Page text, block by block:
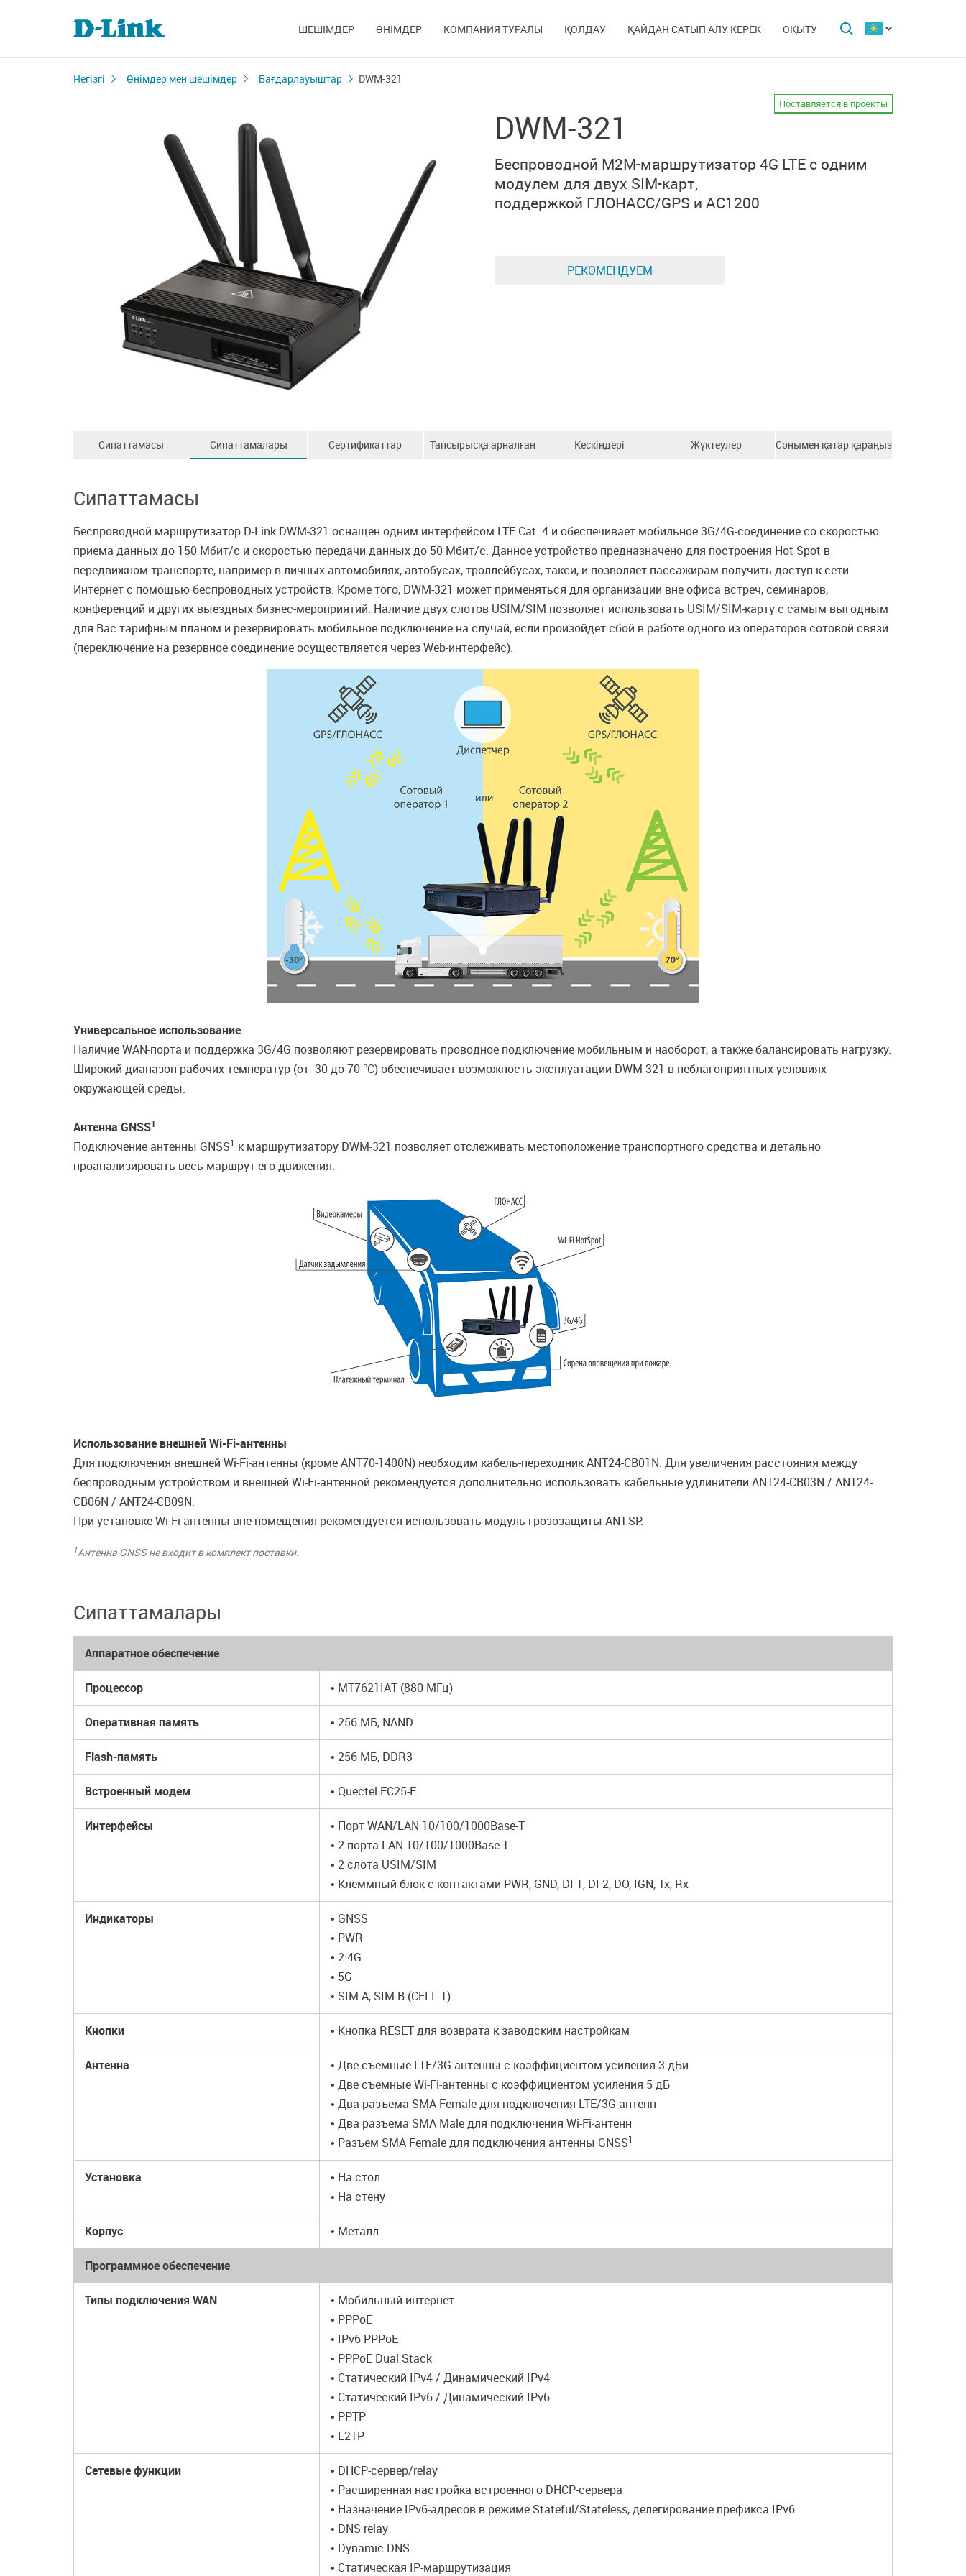
ШЕШІМДЕР ӨНІМДЕР КОМПАНИЯ ТУРАЛЫ ҚОЛДАУ ҚАЙДАН САТЫП АЛУ КЕРЕК ОҚЫТУ
Негізгі Өнімдер мен шешімдер Бағдарлауыштар DWM-321
DWM-321
Поставляется в проекты
Беспроводной M2M-маршрутизатор 4G LTE с одним
модулем для двух SIM-карт,
поддержкой ГЛОНАСС/GPS и AC1200
РЕКОМЕНДУЕМ
Сипаттамасы Сипаттамалары Сертификаттар Тапсырысқа арналған Кескіндері Жүктеулер Сонымен қатар қараңыз
Сипаттамасы
Беспроводной маршрутизатор D-Link DWM-321 оснащен одним интерфейсом LTE Cat. 4 и обеспечивает мобильное 3G/4G-соединение со скоростью
приема данных до 150 Мбит/с и скоростью передачи данных до 50 Мбит/с. Данное устройство предназначено для построения Hot Spot в
передвижном транспорте, например в личных автомобилях, автобусах, троллейбусах, такси, и позволяет пассажирам получить доступ к сети
Интернет с помощью беспроводных устройств. Кроме того, DWM-321 может применяться для организации вне офиса встреч, семинаров,
конференций и других выездных бизнес-мероприятий. Наличие двух слотов USIM/SIM позволяет использовать USIM/SIM-карту с самым выгодным
для Вас тарифным планом и резервировать мобильное подключение на случай, если произойдет сбой в работе одного из операторов сотовой связи
(переключение на резервное соединение осуществляется через Web-интерфейс).
Универсальное использование
Наличие WAN-порта и поддержка 3G/4G позволяют резервировать проводное подключение мобильным и наоборот, а также балансировать нагрузку.
Широкий диапазон рабочих температур (от -30 до 70 °C) обеспечивает возможность эксплуатации DWM-321 в неблагоприятных условиях
окружающей среды.
Антенна GNSS1
Подключение антенны GNSS1 к маршрутизатору DWM-321 позволяет отслеживать местоположение транспортного средства и детально
проанализировать весь маршрут его движения.
Использование внешней Wi-Fi-антенны
Для подключения внешней Wi-Fi-антенны (кроме ANT70-1400N) необходим кабель-переходник ANT24-CB01N. Для увеличения расстояния между
беспроводным устройством и внешней Wi-Fi-антенной рекомендуется дополнительно использовать кабельные удлинители ANT24-CB03N / ANT24-
CB06N / ANT24-CB09N.
При установке Wi-Fi-антенны вне помещения рекомендуется использовать модуль грозозащиты ANT-SP.
1Антенна GNSS не входит в комплект поставки.
Сипаттамалары
Аппаратное обеспечение
Процессор • MT7621IAT (880 МГц)
Оперативная память • 256 МБ, NAND
Flash-память • 256 МБ, DDR3
Встроенный модем • Quectel EC25-E
Интерфейсы
• Порт WAN/LAN 10/100/1000Base-T
• 2 порта LAN 10/100/1000Base-T
• 2 слота USIM/SIM
• Клеммный блок с контактами PWR, GND, DI-1, DI-2, DO, IGN, Tx, Rx
Индикаторы
• GNSS
• PWR
• 2.4G
• 5G
• SIM A, SIM B (CELL 1)
Кнопки • Кнопка RESET для возврата к заводским настройкам
Антенна
• Две съемные LTE/3G-антенны с коэффициентом усиления 3 дБи
• Две съемные Wi-Fi-антенны с коэффициентом усиления 5 дБ
• Два разъема SMA Female для подключения LTE/3G-антенн
• Два разъема SMA Male для подключения Wi-Fi-антенн
• Разъем SMA Female для подключения антенны GNSS1
Установка
• На стол
• На стену
Корпус • Металл
Программное обеспечение
Типы подключения WAN
• Мобильный интернет
• PPPoE
• IPv6 PPPoE
• PPPoE Dual Stack
• Статический IPv4 / Динамический IPv4
• Статический IPv6 / Динамический IPv6
• PPTP
• L2TP
Сетевые функции
• DHCP-сервер/relay
• Расширенная настройка встроенного DHCP-сервера
• Назначение IPv6-адресов в режиме Stateful/Stateless, делегирование префикса IPv6
• DNS relay
• Dynamic DNS
• Статическая IP-маршрутизация